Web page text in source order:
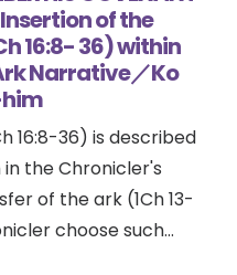
of the
16:8- 36) within
Narrative／Ko
16:8-36) is described
the Chronicler's
of the ark (1Ch 13-
choose such…